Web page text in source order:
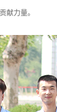
献力量。